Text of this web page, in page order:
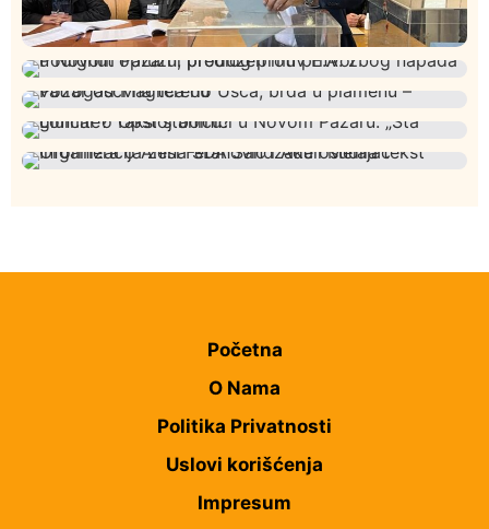
Rasim Ljajić podneo ostavku na mesto predsednika
SDPS
Podignut optužni predlog protiv E.A. zbog napada u
Novom Pazaru, produžen mu pritvor
Požar od Magliča do Ušća, brda u plamenu –
Početna
O Nama
Politika Privatnosti
Uslovi korišćenja
Impresum